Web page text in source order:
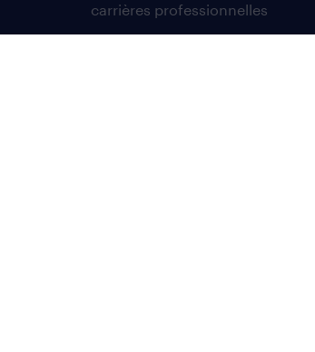
carrières professionnelles